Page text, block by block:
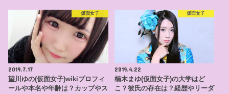
仮面女子
2019.7.17
望川ゆの(仮面女子)wikiプロフィ
ールや本名や年齢は？カップやス
仮面女子
2019.4.22
楠木まゆ(仮面女子)の大学はど
こ？彼氏の存在は？経歴やリーダ